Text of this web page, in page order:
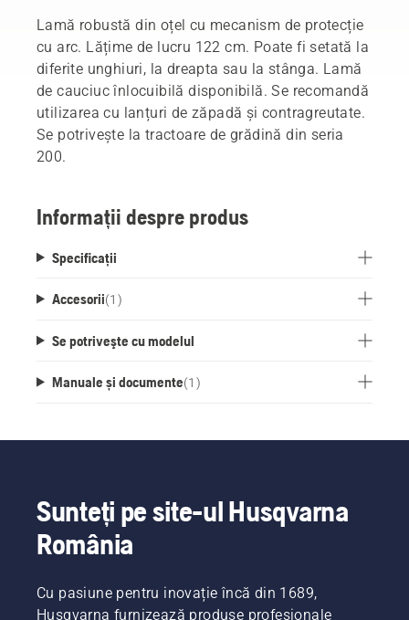
Lamă robustă din oțel cu mecanism de protecție
cu arc. Lățime de lucru 122 cm. Poate fi setată la
diferite unghiuri, la dreapta sau la stânga. Lamă
de cauciuc înlocuibilă disponibilă. Se recomandă
utilizarea cu lanțuri de zăpadă și contragreutate.
Se potrivește la tractoare de grădină din seria
200.
Informații despre produs
Specificații
Accesorii(1 )
Se potriveşte cu modelul
Manuale și documente(1 )
Sunteți pe site-ul Husqvarna
România
Cu pasiune pentru inovație încă din 1689,
Husqvarna furnizează produse profesionale